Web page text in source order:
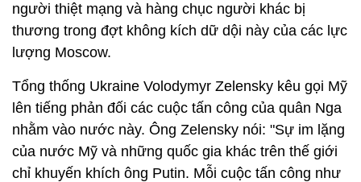
người thiệt mạng và hàng chục người khác bị
thương trong đợt không kích dữ dội này của các lực
lượng Moscow.
Tổng thống Ukraine Volodymyr Zelensky kêu gọi Mỹ
lên tiếng phản đối các cuộc tấn công của quân Nga
nhằm vào nước này. Ông Zelensky nói: "Sự im lặng
của nước Mỹ và những quốc gia khác trên thế giới
chỉ khuyến khích ông Putin. Mỗi cuộc tấn công như